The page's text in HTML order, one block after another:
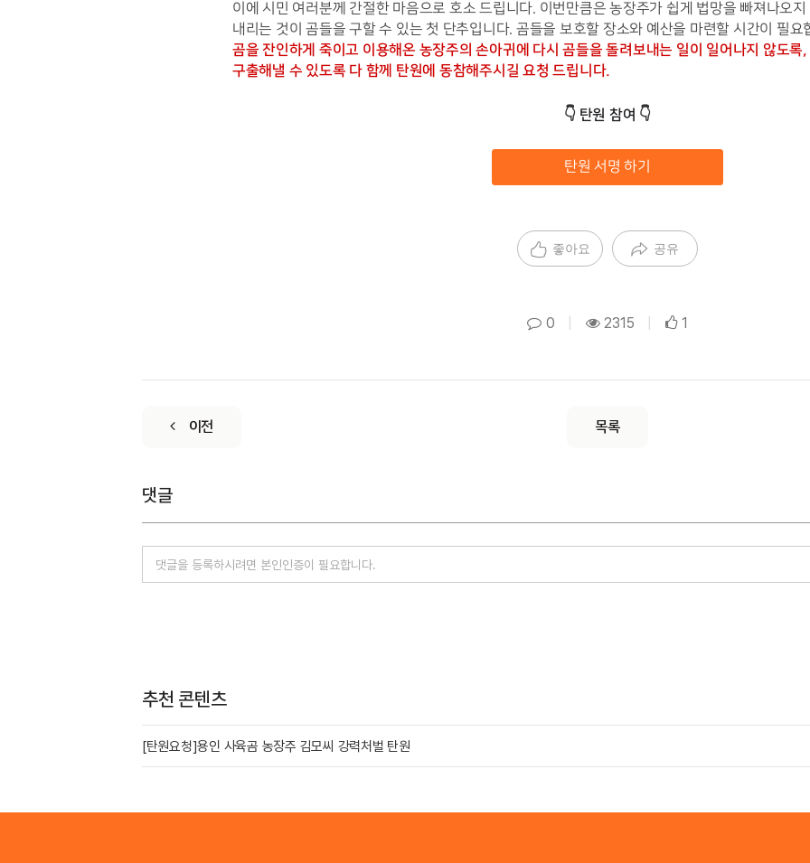
이에 시민 여러분께 간절한 마음으로 호소 드립니다. 이번만큼은 농장주가 쉽게 법망을 빠져나오
내리는 것이 곰들을 구할 수 있는 첫 단추입니다. 곰들을 보호할 장소와 예산을 마련할 시간이 필요
곰을 잔인하게 죽이고 이용해온 농장주의 손아귀에 다시 곰들을 돌려보내는 일이 일어나지 않도록
구출해낼 수 있도록 다 함께 탄원에 동참해주시길 요청 드립니다.
👇 탄원 참여 👇
탄원 서명 하기
좋아요 공유
0 2315 1
이전 목록
댓글
추천 콘텐츠
[탄원요청]용인 사육곰 농장주 김모씨 강력처벌 탄원